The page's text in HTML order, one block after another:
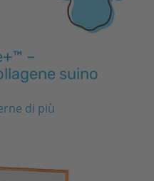
–
suino
di più